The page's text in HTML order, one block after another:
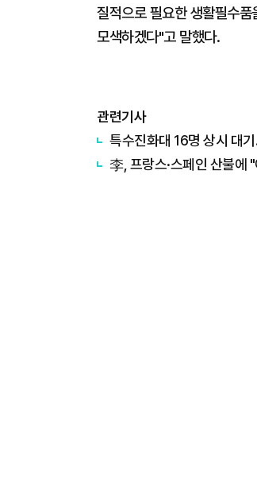
질적으로 필요한 생활필수
모색하겠다"고 말했다.
관련기사
특수진화대 16명 상시 대
李, 프랑스·스페인 산불에